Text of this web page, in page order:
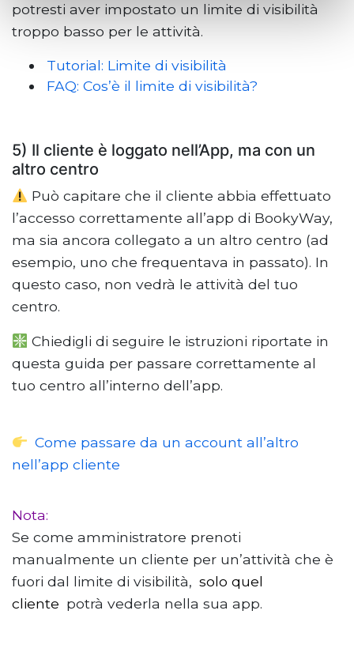
potresti aver impostato un limite di visibilità
troppo basso per le attività.
Tutorial: Limite di visibilità
FAQ: Cos’è il limite di visibilità?
5) Il cliente è loggato nell’App, ma con un
altro centro
Può capitare che il cliente abbia effettuato
l’accesso correttamente all’app di BookyWay,
ma sia ancora collegato a un altro centro (ad
esempio, uno che frequentava in passato). In
questo caso, non vedrà le attività del tuo
centro.
Chiedigli di seguire le istruzioni riportate in
questa guida per passare correttamente al
tuo centro all’interno dell’app.
Come passare da un account all’altro
nell’app cliente
Nota:
Se come amministratore prenoti
manualmente un cliente per un’attività che è
fuori dal limite di visibilità, solo quel
cliente potrà vederla nella sua app.